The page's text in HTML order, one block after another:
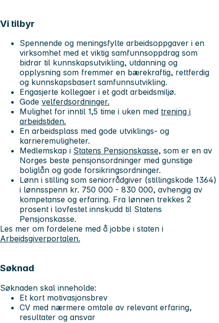
Vi tilbyr
Spennende og meningsfylte arbeidsoppgaver i en
virksomhet med et viktig samfunnsoppdrag som
bidrar til kunnskapsutvikling, utdanning og
opplysning som fremmer en bærekraftig, rettferdig
og kunnskapsbasert samfunnsutvikling.
Engasjerte kollegaer i et godt arbeidsmiljø.
Gode velferdsordninger.
Mulighet for inntil 1,5 time i uken med trening i
arbeidstiden.
En arbeidsplass med gode utviklings- og
karrieremuligheter.
Medlemskap i Statens Pensjonskasse, som er en av
Norges beste pensjonsordninger med gunstige
boliglån og gode forsikringsordninger.
Lønn i stilling som seniorrådgiver (stillingskode 1364)
i lønnsspenn kr. 750 000 - 830 000, avhengig av
kompetanse og erfaring. Fra lønnen trekkes 2
prosent i lovfestet innskudd til Statens
Pensjonskasse.
Les mer om fordelene med å jobbe i staten i
Arbeidsgiverportalen.
Søknad
Søknaden skal inneholde:
Et kort motivasjonsbrev
CV med nærmere omtale av relevant erfaring,
resultater og ansvar